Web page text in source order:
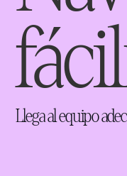
Llega al equipo